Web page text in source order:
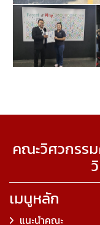
คณะวิศวกรร
เมนูหลัก
แนะนำคณะ